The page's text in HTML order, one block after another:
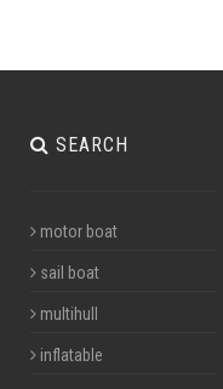
SEARCH
motor boat
sail boat
multihull
inflatable